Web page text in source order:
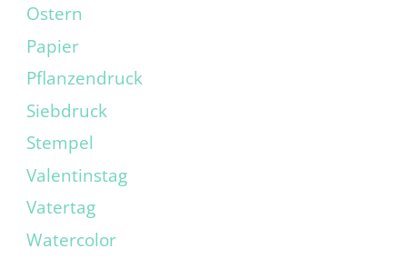
Ostern
Papier
Pflanzendruck
Siebdruck
Stempel
Valentinstag
Vatertag
Watercolor